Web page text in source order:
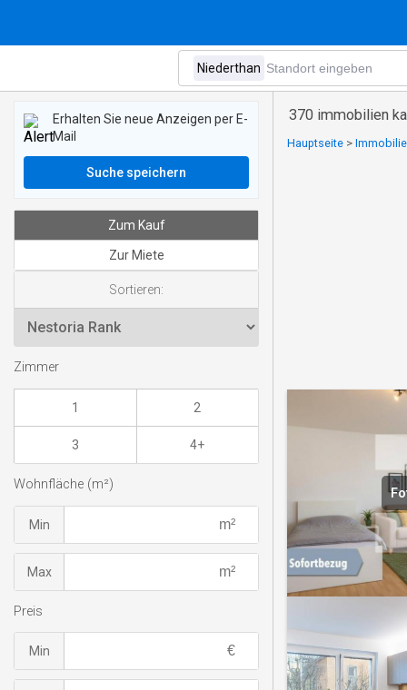
370 immobilien
Hauptseite >
Erhalten Sie neue Anzeigen per E-
Mail
Suche speichern
Zum Kauf
Zur Miete
Sortieren:
Zimmer
1 2
3 4+
Wohnfläche (m²)
Min
Max
Preis
Min